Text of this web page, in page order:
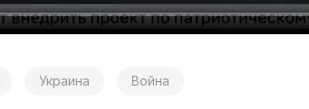
Украина Война